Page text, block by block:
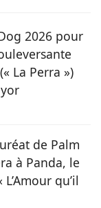
2026 pour
La Perra »)
de Palm
à Panda, le
qu’il